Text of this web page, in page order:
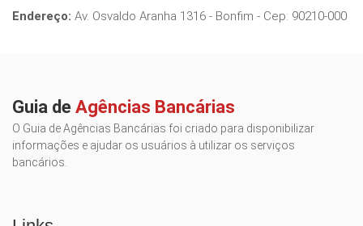
Endereço: Av. Osvaldo Aranha 1316 - Bonfim - Cep: 90210-000
Guia de Agências Bancárias
O Guia de Agências Bancárias foi criado para disponibilizar
informações e ajudar os usuários à utilizar os serviços
bancários.